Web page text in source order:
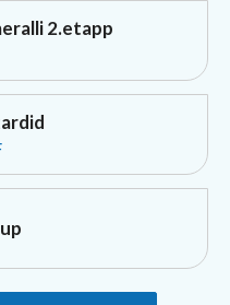
2.etapp